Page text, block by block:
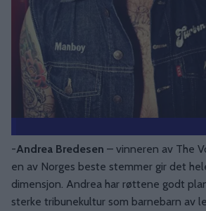
-Andrea Bredesen – vinneren av The
en av Norges beste stemmer gir det
dimensjon. Andrea har røttene godt
sterke tribunekultur som barnebarn av